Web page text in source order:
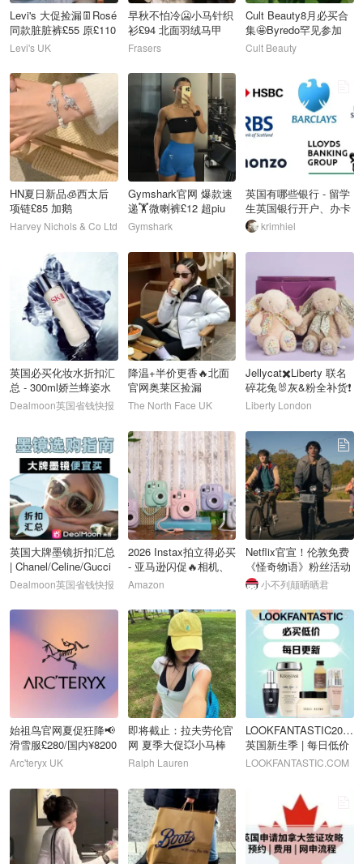
Levi's 大促捡漏👖Rosé
同款脏脏裤£55 原£110
Levi's UK
早秋不怕冷🥶小马针织
衫£94 北面羽绒马甲
£54！
Frasers
Cult Beauty8月必买合
集🤩Byredo罕见参加
Cult Beauty
82
HN夏日新品🧊西太后
项链£85 加鹅
Chilliwack£892
Harvey Nichols & Co Ltd
83
Gymshark官网 爆款速
递🏋️微喇裤£12 超piu
亮！
Gymshark
英国有哪些银行 - 留学
生英国银行开户、办卡
流程和比较
krimhiel
英国必买化妆水折扣汇
总 - 300ml娇兰蜂姿水
£65，金盏花水£30
Dealmoon英国省钱快报
降温+半价更香🔥北面
官网奥莱区捡漏
The North Face UK
Jellycat✖️Liberty 联名
碎花兔🐰灰&粉全补货❗️
Liberty London
88
英国大牌墨镜折扣汇总
| Chanel/Celine/Gucci
选购指南
Dealmoon英国省钱快报
89
2026 Instax拍立得必买
- 亚马逊闪促🔥相机、
相纸等
Amazon
Netflix官宣！伦敦免费
《怪奇物语》粉丝活动
来了！小不列颠晒晒君
始祖鸟官网夏促狂降📢
滑雪服£280/国内¥8200
Arc'teryx UK
92
即将截止：拉夫劳伦官
网 夏季大促💥小马棒
球帽£25
Ralph Lauren
93
LOOKFANTASTIC2026
英国新生季 | 每日低价
必买榜
LOOKFANTASTIC.COM
95